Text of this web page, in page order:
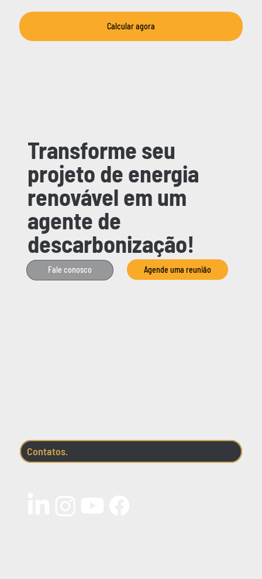
Calcular agora
Transforme seu
projeto de energia
renovável em um
agente de
descarbonização!
Fale conosco Agende uma reunião
Contatos.